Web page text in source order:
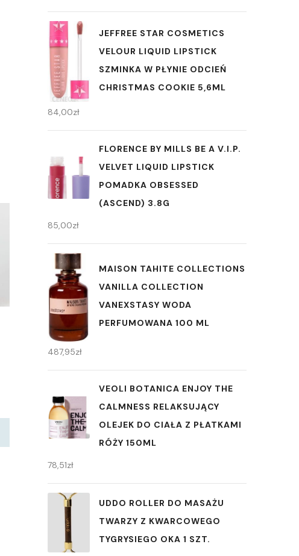
JEFFREE STAR COSMETICS
VELOUR LIQUID LIPSTICK
SZMINKA W PŁYNIE ODCIEŃ
CHRISTMAS COOKIE 5,6ML
84,00zł
FLORENCE BY MILLS BE A V.I.P.
VELVET LIQUID LIPSTICK
POMADKA OBSESSED
(ASCEND) 3.8G
85,00zł
MAISON TAHITE COLLECTIONS
VANILLA COLLECTION
VANEXSTASY WODA
PERFUMOWANA 100 ML
487,95zł
VEOLI BOTANICA ENJOY THE
CALMNESS RELAKSUJĄCY
OLEJEK DO CIAŁA Z PŁATKAMI
RÓŻY 150ML
78,51zł
UDDO ROLLER DO MASAŻU
TWARZY Z KWARCOWEGO
TYGRYSIEGO OKA 1 SZT.